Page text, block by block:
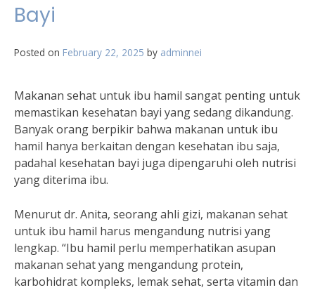
Bayi
Posted on February 22, 2025 by adminnei
Makanan sehat untuk ibu hamil sangat penting untuk
memastikan kesehatan bayi yang sedang dikandung.
Banyak orang berpikir bahwa makanan untuk ibu
hamil hanya berkaitan dengan kesehatan ibu saja,
padahal kesehatan bayi juga dipengaruhi oleh nutrisi
yang diterima ibu.
Menurut dr. Anita, seorang ahli gizi, makanan sehat
untuk ibu hamil harus mengandung nutrisi yang
lengkap. “Ibu hamil perlu memperhatikan asupan
makanan sehat yang mengandung protein,
karbohidrat kompleks, lemak sehat, serta vitamin dan